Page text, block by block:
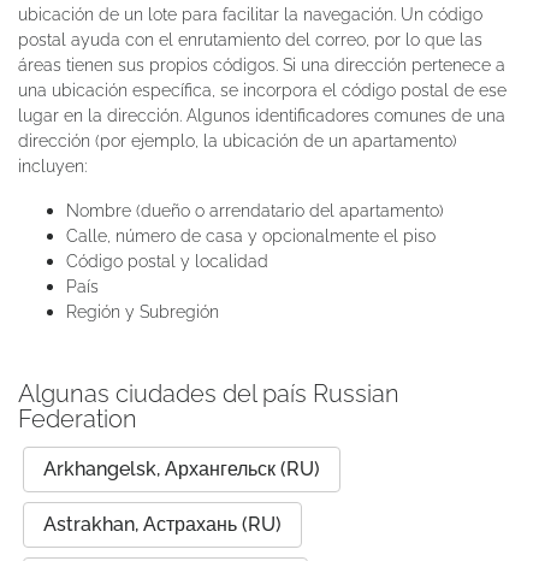
ubicación de un lote para facilitar la navegación. Un código
postal ayuda con el enrutamiento del correo, por lo que las
áreas tienen sus propios códigos. Si una dirección pertenece a
una ubicación específica, se incorpora el código postal de ese
lugar en la dirección. Algunos identificadores comunes de una
dirección (por ejemplo, la ubicación de un apartamento)
incluyen:
Nombre (dueño o arrendatario del apartamento)
Calle, número de casa y opcionalmente el piso
Código postal y localidad
País
Región y Subregión
Algunas ciudades del país Russian
Federation
Arkhangelsk, Архангельск (RU)
Astrakhan, Астрахань (RU)